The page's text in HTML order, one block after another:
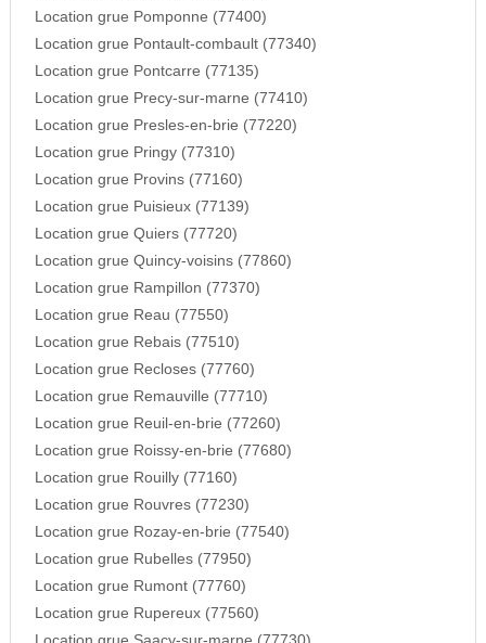
Location grue Pomponne (77400)
Location grue Pontault-combault (77340)
Location grue Pontcarre (77135)
Location grue Precy-sur-marne (77410)
Location grue Presles-en-brie (77220)
Location grue Pringy (77310)
Location grue Provins (77160)
Location grue Puisieux (77139)
Location grue Quiers (77720)
Location grue Quincy-voisins (77860)
Location grue Rampillon (77370)
Location grue Reau (77550)
Location grue Rebais (77510)
Location grue Recloses (77760)
Location grue Remauville (77710)
Location grue Reuil-en-brie (77260)
Location grue Roissy-en-brie (77680)
Location grue Rouilly (77160)
Location grue Rouvres (77230)
Location grue Rozay-en-brie (77540)
Location grue Rubelles (77950)
Location grue Rumont (77760)
Location grue Rupereux (77560)